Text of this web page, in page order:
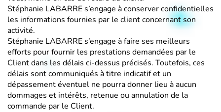
Stéphanie LABARRE s’engage à conserver confidentielles
les informations fournies par le client concernant son
activité.
Stéphanie LABARRE s’engage à faire ses meilleurs
efforts pour fournir les prestations demandées par le
Client dans les délais ci-dessus précisés. Toutefois, ces
délais sont communiqués à titre indicatif et un
dépassement éventuel ne pourra donner lieu à aucun
dommages et intérêts, retenue ou annulation de la
commande par le Client.